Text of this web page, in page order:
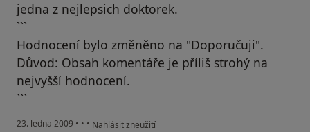
jedna z nejlepsich doktorek.
```
Hodnocení bylo změněno na "Doporučuji".
Důvod: Obsah komentáře je příliš strohý na
nejvyšší hodnocení.
```
23. ledna 2009 • • • podle názoru uživatele lukas
Nahlásit zneužití